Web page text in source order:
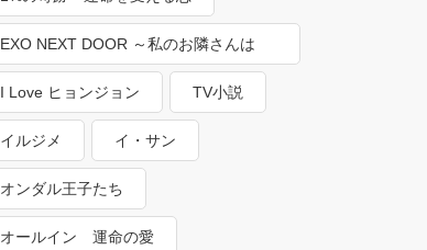
EXO NEXT DOOR ～私のお隣さんは
EXO～
I Love ヒョンジョン TV小説
イルジメ イ・サン
オンダル王子たち
オールイン 運命の愛